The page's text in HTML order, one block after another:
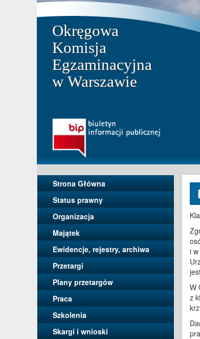
Okręgowa
Komisja
Egzaminacyjna
w Warszawie
Strona Główna
Status prawny
Organizacja
Majątek
Ewidencje, rejestry, archiwa
Przetargi
Plany przetargów
Praca
Szkolenia
Skargi i wnioski
i
W
z